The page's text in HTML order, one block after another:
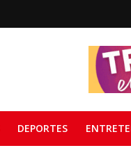
DEPORTES